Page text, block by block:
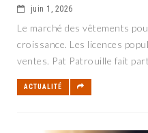
juin 1, 2026
Le marché des vêtements
croissance. Les licences
ventes. Pat Patrouille fait
ACTUALITÉ